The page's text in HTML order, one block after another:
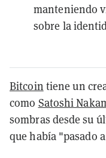
manteniendo
sobre la
Bitcoin tiene un
como Satoshi
sombras desde su
que había "pasado